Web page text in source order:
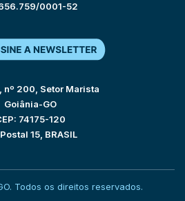
0001-52
nº 200, Setor Marista
Goiânia-GO
74175-120
15, BRASIL
Todos os direitos reservados.